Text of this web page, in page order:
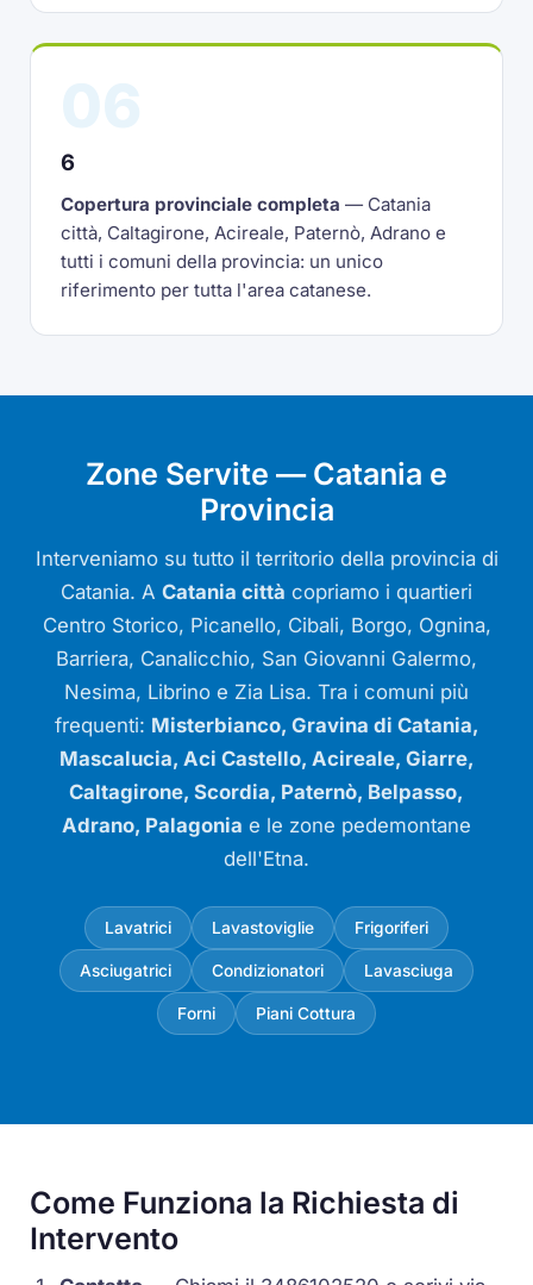
6
Copertura provinciale completa — Catania
città, Caltagirone, Acireale, Paternò, Adrano e
tutti i comuni della provincia: un unico
riferimento per tutta l'area catanese.
Zone Servite — Catania e
Provincia
Interveniamo su tutto il territorio della provincia di
Catania. A Catania città copriamo i quartieri
Centro Storico, Picanello, Cibali, Borgo, Ognina,
Barriera, Canalicchio, San Giovanni Galermo,
Nesima, Librino e Zia Lisa. Tra i comuni più
frequenti: Misterbianco, Gravina di Catania,
Mascalucia, Aci Castello, Acireale, Giarre,
Caltagirone, Scordia, Paternò, Belpasso,
Adrano, Palagonia e le zone pedemontane
dell'Etna.
Lavatrici Lavastoviglie Frigoriferi
Asciugatrici Condizionatori Lavasciuga
Forni Piani Cottura
Come Funziona la Richiesta di
Intervento